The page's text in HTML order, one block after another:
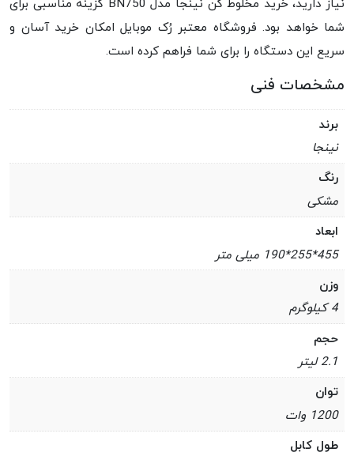
نیاز دارید، خرید مخلوط کن نینجا مدل BN750 گزینه مناسبی برای
شما خواهد بود. فروشگاه معتبر رُک موبایل امکان خرید آسان و
سریع این دستگاه را برای شما فراهم کرده است.
مشخصات فنی
برند
نینجا
رنگ
مشکی
ابعاد
455*255*190 میلی متر
وزن
4 کیلوگرم
حجم
2.1 لیتر
توان
1200 وات
طول کابل